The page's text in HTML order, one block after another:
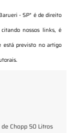
- SP" é de direito
nossos links, é
está previsto no artigo
.
Chopp 50 Litros